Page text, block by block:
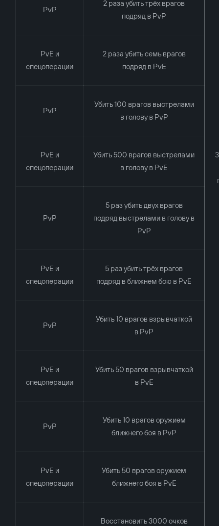
PvP
2 раза убить трёх врагов
подряд в PvP
PvE и
спецоперации
2 раза убить семь врагов
подряд в PvE
PvP
Убить 100 врагов выстрелами
в голову в PvP
PvE и
спецоперации
Убить 500 врагов выстрелами
в голову в PvE
PvP
5 раз убить двух врагов
подряд выстрелами в голову в
PvP
PvE и
спецоперации
5 раз убить трёх врагов
подряд в ближнем бою в PvE
PvP
Убить 10 врагов взрывчаткой
в PvP
PvE и
спецоперации
Убить 50 врагов взрывчаткой
в PvE
PvP
Убить 10 врагов оружием
ближнего боя в PvP
PvE и
спецоперации
Убить 50 врагов оружием
ближнего боя в PvE
Восстановить 3000 очков